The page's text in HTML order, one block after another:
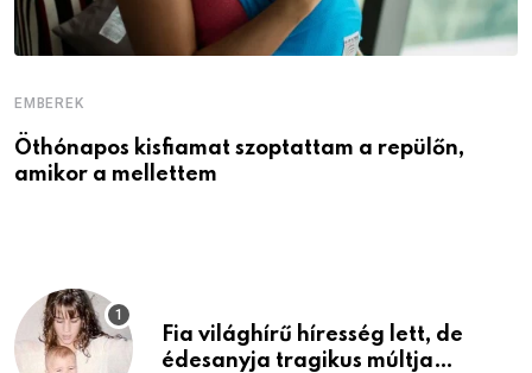
EMBEREK
Öthónapos kisfiamat szoptattam a repülőn,
amikor a mellettem
Fia világhírű híresség lett, de
édesanyja tragikus múltja